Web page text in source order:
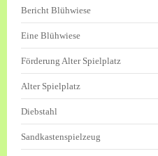
Bericht Blühwiese
Eine Blühwiese
Förderung Alter Spielplatz
Alter Spielplatz
Diebstahl
Sandkastenspielzeug